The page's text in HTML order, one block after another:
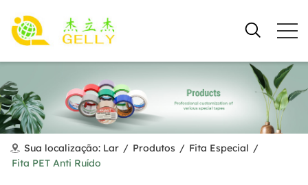
Sua localização: Lar / Produtos / Fita Especial /
Fita PET Anti Ruído